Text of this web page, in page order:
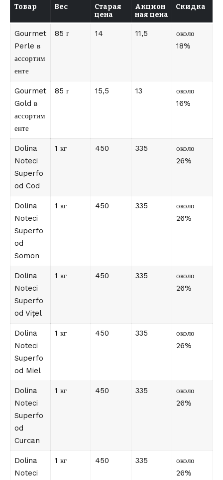
Товар Вес
Старая
цена
Акцион
ная цена
Скидка
Gourmet
Perle в
ассортим
енте
85 г 14 11,5
около
18%
Gourmet
Gold в
ассортим
енте
85 г 15,5 13
около
16%
Dolina
Noteci
Superfo
od Cod
1 кг 450 335
около
26%
Dolina
Noteci
Superfo
od
Somon
1 кг 450 335
около
26%
Dolina
Noteci
Superfo
od Vițel
1 кг 450 335
около
26%
Dolina
Noteci
Superfo
od Miel
1 кг 450 335
около
26%
Dolina
Noteci
Superfo
od
Curcan
1 кг 450 335
около
26%
Dolina
Noteci
1 кг 450 335
около
26%